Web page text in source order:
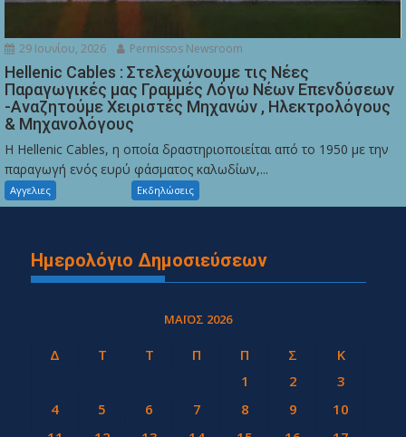
29 Ιουνίου, 2026 Permissos Newsroom
Hellenic Cables : Στελεχώνουμε τις Νέες
Παραγωγικές μας Γραμμές Λόγω Νέων Επενδύσεων
-Αναζητούμε Χειριστές Μηχανών , Ηλεκτρολόγους
& Μηχανολόγους
Η Hellenic Cables, η οποία δραστηριοποιείται από το 1950 με την
παραγωγή ενός ευρύ φάσματος καλωδίων,...
Αγγελιες Εκδηλώσεις
Ημερολόγιο Δημοσιεύσεων
ΜΆΙΟΣ 2026
Δ Τ Τ Π Π Σ
Κ
1
2
3
4
5 6 7 8 9
10